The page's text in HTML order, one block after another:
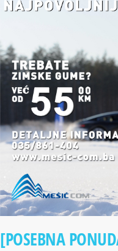
[POSEBNA